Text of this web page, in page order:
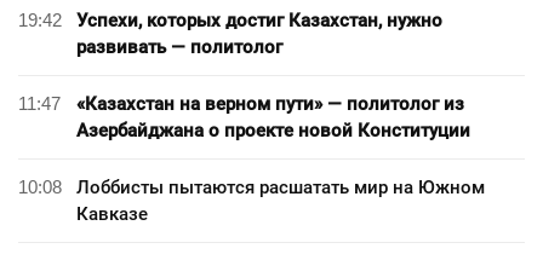
19:42
Успехи, которых достиг Казахстан, нужно
развивать — политолог
11:47
«Казахстан на верном пути» — политолог из
Азербайджана о проекте новой Конституции
10:08
Лоббисты пытаются расшатать мир на Южном
Кавказе